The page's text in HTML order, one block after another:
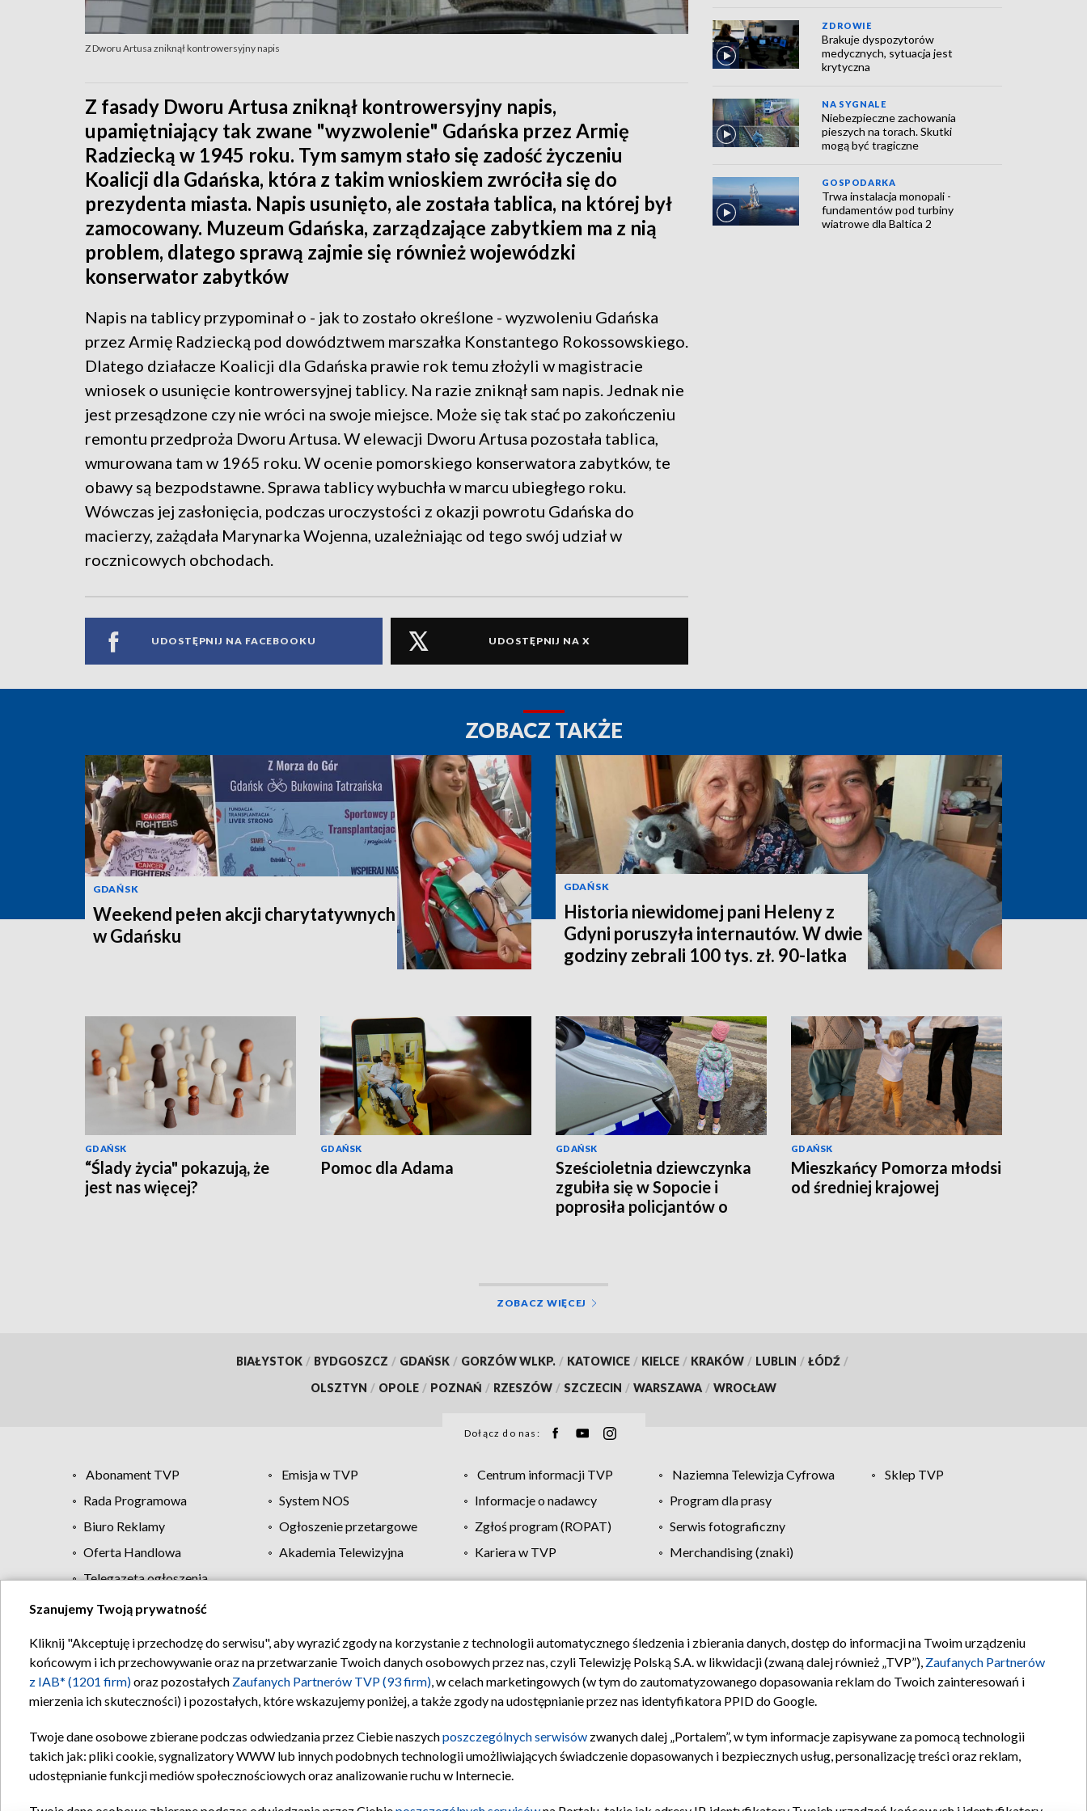
Z Dworu Artusa zniknął kontrowersyjny napis
Z fasady Dworu Artusa zniknął kontrowersyjny napis,
upamiętniający tak zwane "wyzwolenie" Gdańska przez Armię
Radziecką w 1945 roku. Tym samym stało się zadość życzeniu
Koalicji dla Gdańska, która z takim wnioskiem zwróciła się do
prezydenta miasta. Napis usunięto, ale została tablica, na której był
zamocowany. Muzeum Gdańska, zarządzające zabytkiem ma z nią
problem, dlatego sprawą zajmie się również wojewódzki
konserwator zabytków
Napis na tablicy przypominał o - jak to zostało określone - wyzwoleniu Gdańska
przez Armię Radziecką pod dowództwem marszałka Konstantego Rokossowskiego.
Dlatego działacze Koalicji dla Gdańska prawie rok temu złożyli w magistracie
wniosek o usunięcie kontrowersyjnej tablicy. Na razie zniknął sam napis. Jednak nie
jest przesądzone czy nie wróci na swoje miejsce. Może się tak stać po zakończeniu
remontu przedproża Dworu Artusa. W elewacji Dworu Artusa pozostała tablica,
wmurowana tam w 1965 roku. W ocenie pomorskiego konserwatora zabytków, te
obawy są bezpodstawne. Sprawa tablicy wybuchła w marcu ubiegłego roku.
Wówczas jej zasłonięcia, podczas uroczystości z okazji powrotu Gdańska do
macierzy, zażądała Marynarka Wojenna, uzależniając od tego swój udział w
rocznicowych obchodach.
UDOSTĘPNIJ NA FACEBOOKU UDOSTĘPNIJ NA X
ZDROWIE
Brakuje dyspozytorów
medycznych, sytuacja jest
krytyczna
NA SYGNALE
Niebezpieczne zachowania
pieszych na torach. Skutki
mogą być tragiczne
GOSPODARKA
Trwa instalacja monopali -
fundamentów pod turbiny
wiatrowe dla Baltica 2
ZOBACZ TAKŻE
GDAŃSK
Weekend pełen akcji charytatywnych
w Gdańsku
GDAŃSK
Historia niewidomej pani Heleny z
Gdyni poruszyła internautów. W dwie
godziny zebrali 100 tys. zł. 90-latka
GDAŃSK
“Ślady życia" pokazują, że
jest nas więcej?
GDAŃSK
Pomoc dla Adama
GDAŃSK
Sześcioletnia dziewczynka
zgubiła się w Sopocie i
poprosiła policjantów o
GDAŃSK
Mieszkańcy Pomorza młodsi
od średniej krajowej
ZOBACZ WIĘCEJ
BIAŁYSTOK / BYDGOSZCZ / GDAŃSK / GORZÓW WLKP. / KATOWICE / KIELCE / KRAKÓW / LUBLIN / ŁÓDŹ /
OLSZTYN / OPOLE / POZNAŃ / RZESZÓW / SZCZECIN / WARSZAWA / WROCŁAW
Dołącz do nas:
Abonament TVP Emisja w TVP Centrum informacji TVP Naziemna Telewizja Cyfrowa
Sklep TVP
Rada Programowa
System NOS Informacje o nadawcy
Program dla prasy
Biuro Reklamy
Ogłoszenie przetargowe Zgłoś program (ROPAT)
Serwis fotograficzny
Oferta Handlowa
Akademia Telewizyjna Kariera w TVP
Merchandising (znaki)
Telegazeta ogłoszenia
Regulamin TVP Polityka prywatności Moje zgody Pomoc Biuro reklamy Kontakt
Szanujemy Twoją prywatność
Kliknij "Akceptuję i przechodzę do serwisu", aby wyrazić zgody na korzystanie z technologii automatycznego śledzenia i zbierania danych, dostęp do informacji na Twoim urządzeniu
końcowym i ich przechowywanie oraz na przetwarzanie Twoich danych osobowych przez nas, czyli Telewizję Polską S.A. w likwidacji (zwaną dalej również „TVP”), Zaufanych Partnerów
z IAB* (1201 firm)oraz pozostałych Zaufanych Partnerów TVP (93 firm), w celach marketingowych (w tym do zautomatyzowanego dopasowania reklam do Twoich zainteresowań i
mierzenia ich skuteczności) i pozostałych, które wskazujemy poniżej, a także zgody na udostępnianie przez nas identyfikatora PPID do Google.
Twoje dane osobowe zbierane podczas odwiedzania przez Ciebie naszychposzczególnych serwisów zwanych dalej „Portalem”, w tym informacje zapisywane za pomocą technologii
takich jak: pliki cookie, sygnalizatory WWW lub innych podobnych technologii umożliwiających świadczenie dopasowanych i bezpiecznych usług, personalizację treści oraz reklam,
udostępnianie funkcji mediów społecznościowych oraz analizowanie ruchu w Internecie.